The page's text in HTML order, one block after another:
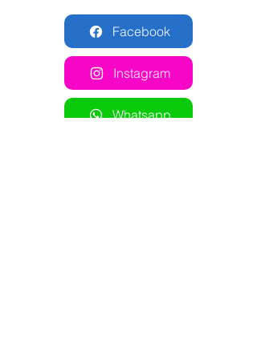
Facebook
Instagram
Whatsapp